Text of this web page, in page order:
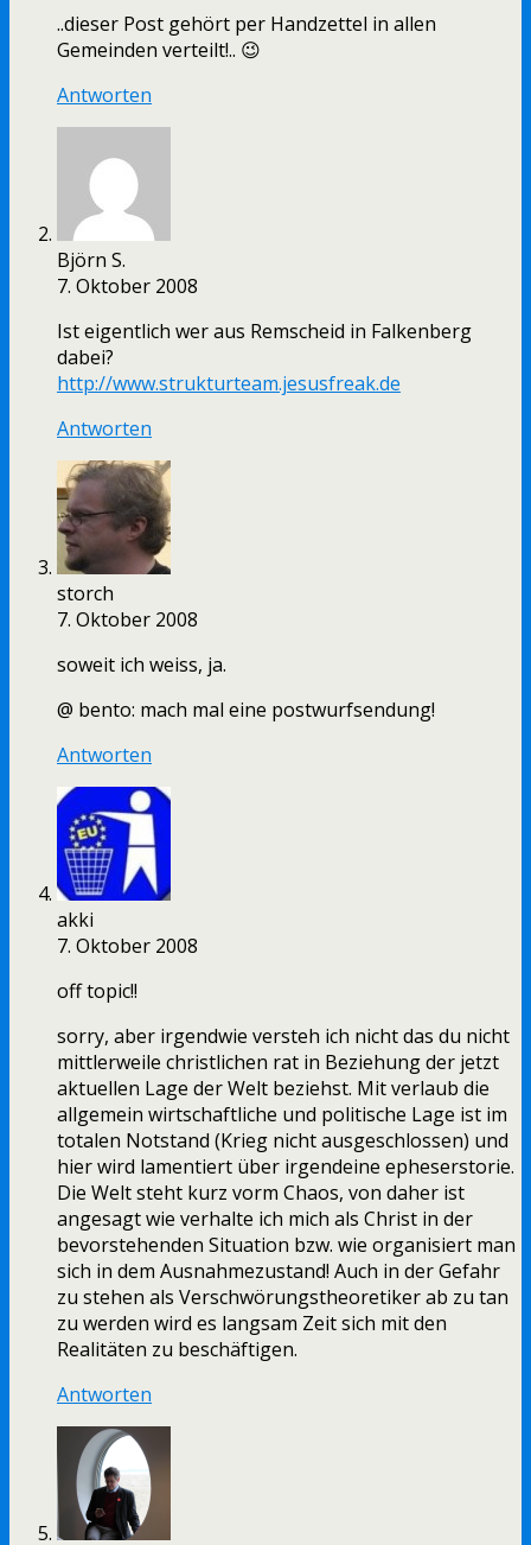
..dieser Post gehört per Handzettel in allen
Gemeinden verteilt!.. 😉
Antworten
Björn S.
7. Oktober 2008
Ist eigentlich wer aus Remscheid in Falkenberg
dabei?
http://www.strukturteam.jesusfreak.de
Antworten
storch
7. Oktober 2008
soweit ich weiss, ja.
@ bento: mach mal eine postwurfsendung!
Antworten
akki
7. Oktober 2008
off topic!!
sorry, aber irgendwie versteh ich nicht das du nicht
mittlerweile christlichen rat in Beziehung der jetzt
aktuellen Lage der Welt beziehst. Mit verlaub die
allgemein wirtschaftliche und politische Lage ist im
totalen Notstand (Krieg nicht ausgeschlossen) und
hier wird lamentiert über irgendeine epheserstorie.
Die Welt steht kurz vorm Chaos, von daher ist
angesagt wie verhalte ich mich als Christ in der
bevorstehenden Situation bzw. wie organisiert man
sich in dem Ausnahmezustand! Auch in der Gefahr
zu stehen als Verschwörungstheoretiker ab zu tan
zu werden wird es langsam Zeit sich mit den
Realitäten zu beschäftigen.
Antworten